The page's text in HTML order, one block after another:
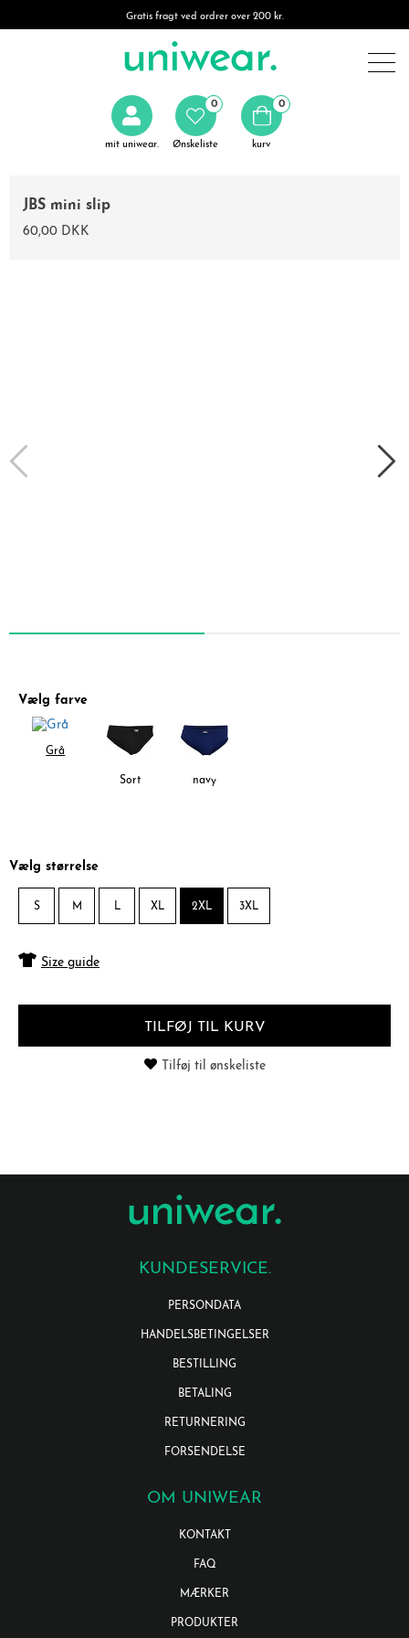
Gratis fragt ved ordrer over 200 kr.
mit uniwear. Ønskeliste
0 0
kurv
JBS mini slip
60,00 DKK
Vælg farve
Grå
Sort navy
Vælg størrelse
S M L XL 2XL 3XL
Size guide
TILFØJ TIL KURV
Tilføj til ønskeliste
KUNDESERVICE.
PERSONDATA
HANDELSBETINGELSER
BESTILLING
BETALING
RETURNERING
FORSENDELSE
OM UNIWEAR
KONTAKT
FAQ
MÆRKER
PRODUKTER